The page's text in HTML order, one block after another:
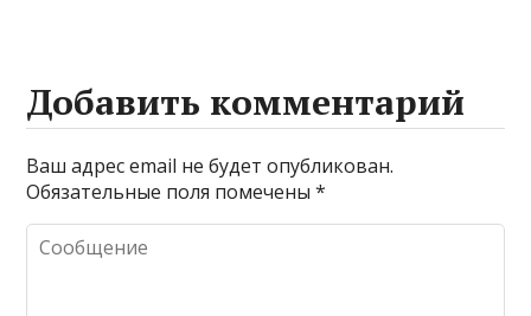
Добавить комментарий
Ваш адрес email не будет опубликован.
Обязательные поля помечены*